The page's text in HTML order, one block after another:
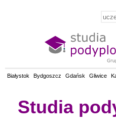
Białystok Bydgoszcz Gdańsk Gliwice
Studia